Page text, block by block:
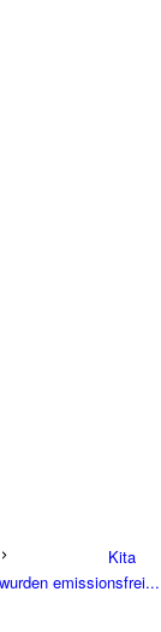
Kita
emissionsfrei...